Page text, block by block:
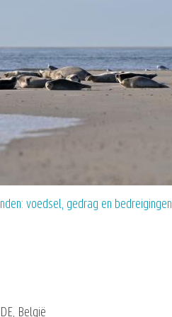
voedsel, gedrag en bedreigingen
België